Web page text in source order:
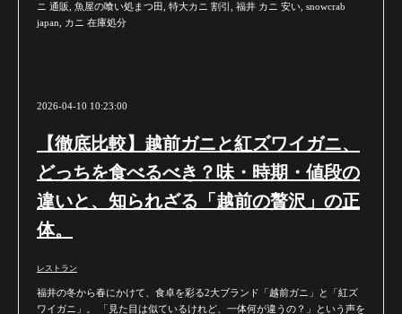
ニ 通販, 魚屋の喰い処まつ田, 特大カニ 割引, 福井 カニ 安い, snowcrab
japan, カニ 在庫処分
2026-04-10 10:23:00
【徹底比較】越前ガニと紅ズワイガニ、
どっちを食べるべき？味・時期・値段の
違いと、知られざる「越前の贅沢」の正
体。
レストラン
福井の冬から春にかけて、食卓を彩る2大ブランド「越前ガニ」と「紅ズ
ワイガニ」。 「見た目は似ているけれど、一体何が違うの？」という声を